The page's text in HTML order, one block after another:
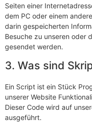
Seiten einer
dem PC oder einem
darin gespeicherten
Besuche zu unseren oder
gesendet werden.
3. Was sind
Ein Script ist ein Stück
unserer Website
Dieser Code wird auf
ausgeführt.